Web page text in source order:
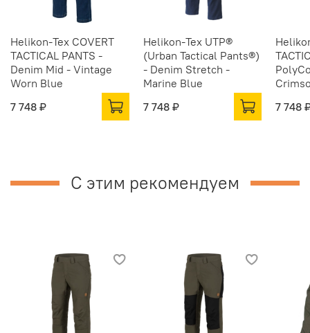
Helikon-Tex COVERT
TACTICAL PANTS -
Denim Mid - Vintage
Worn Blue
7 748 ₽
Helikon-Tex UTP®
(Urban Tactical Pants®)
- Denim Stretch -
Marine Blue
7 748 ₽
7 748
С этим рекомендуем